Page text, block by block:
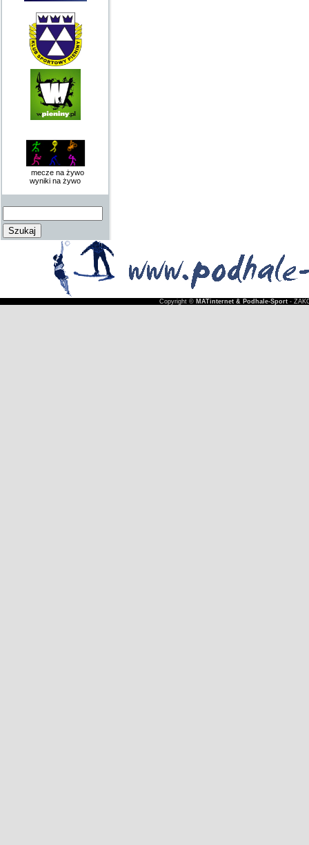
mecze na żywo
wyniki na żywo
Copyright © MATinternet & Podhale-Sport-